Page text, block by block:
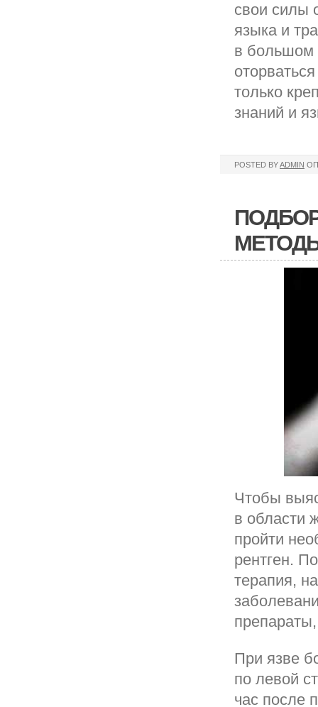
свои силы
языка и
в большом
только
знаний и
POSTED BYADMIN
Чтобы
в области
пройти
рентген.
терапия,
При язве
по левой
час после